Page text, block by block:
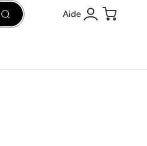
Rechercher Aide
Se connecter
Panier